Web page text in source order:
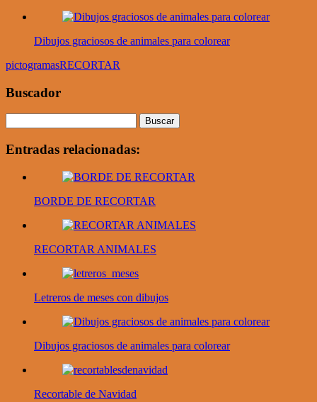
Dibujos graciosos de animales para colorear
pictogramasRECORTAR
Buscador
Entradas relacionadas:
BORDE DE RECORTAR
RECORTAR ANIMALES
Letreros de meses con dibujos
Dibujos graciosos de animales para colorear
Recortable de Navidad